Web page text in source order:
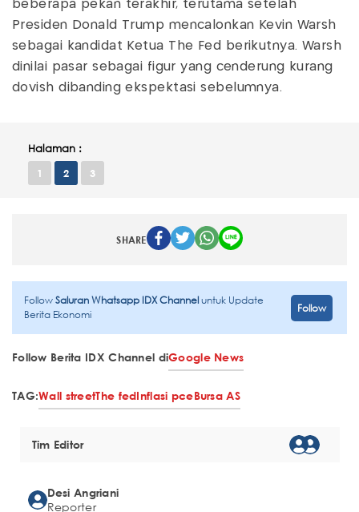
beberapa pekan terakhir, terutama setelah
Presiden Donald Trump mencalonkan Kevin Warsh
sebagai kandidat Ketua The Fed berikutnya. Warsh
dinilai pasar sebagai figur yang cenderung kurang
dovish dibanding ekspektasi sebelumnya.
Halaman :
1 2 3
SHARE
FollowSaluran Whatsapp IDX Channeluntuk Update
Berita Ekonomi
Follow
Follow Berita IDX Channel diGoogle News
TAG:Wall streetThe fedInflasi pceBursa AS
Tim Editor
Desi Angriani
Reporter